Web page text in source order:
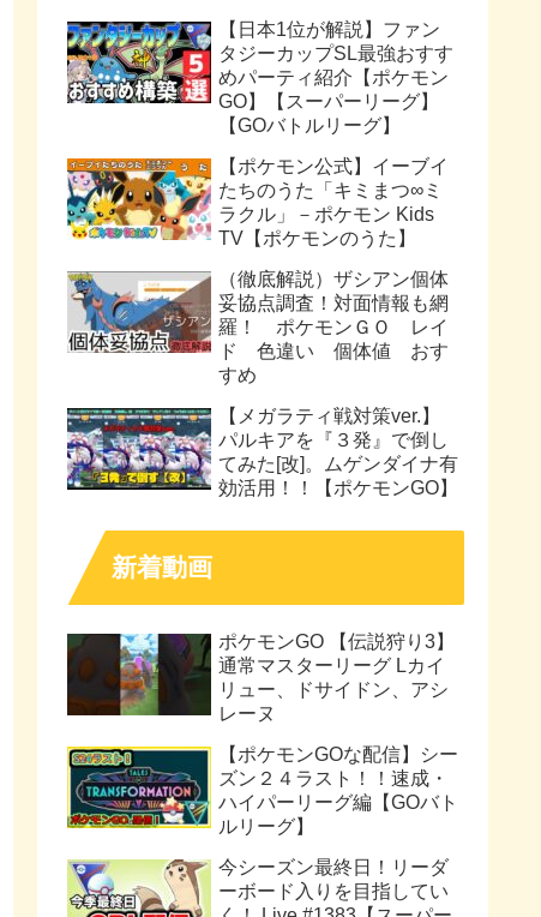
【日本1位が解説】ファン
タジーカップSL最強おすす
めパーティ紹介【ポケモン
GO】【スーパーリーグ】
【GOバトルリーグ】
【ポケモン公式】イーブイ
たちのうた「キミまつ∞ミ
ラクル」－ポケモン Kids
TV【ポケモンのうた】
（徹底解説）ザシアン個体
妥協点調査！対面情報も網
羅！ ポケモンＧＯ レイ
ド 色違い 個体値 おす
すめ
【メガラティ戦対策ver.】
パルキアを『３発』で倒し
てみた[改]。ムゲンダイナ有
効活用！！【ポケモンGO】
新着動画
ポケモンGO 【伝説狩り3】
通常マスターリーグ Lカイ
リュー、ドサイドン、アシ
レーヌ
【ポケモンGOな配信】シー
ズン２４ラスト！！速成・
ハイパーリーグ編【GOバト
ルリーグ】
今シーズン最終日！リーダ
ーボード入りを目指してい